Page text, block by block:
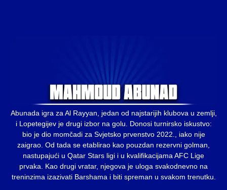
Abunada igra za Al Rayyan, jedan od najstarijih klubova u zemlji,
i Lopetegijev je drugi izbor na golu. Donosi turnirsko iskustvo:
bio je dio momčadi za Svjetsko prvenstvo 2022., iako nije
zaigrao. Od tada se etablirao kao pouzdan rezervni golman,
nastupajući u Qatar Stars ligi i u kvalifikacijama AFC Lige
prvaka. Kao drugi vratar, njegova je uloga svakodnevno na
treninzima izazivati Barshama i biti spreman u svakom trenutku.